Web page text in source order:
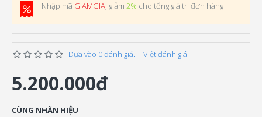
Nhập mã GIAMGIA, giảm 2% cho tổng giá trị đơn hàng
Dựa vào 0 đánh giá. - Viết đánh giá
5.200.000đ
CÙNG NHÃN HIỆU